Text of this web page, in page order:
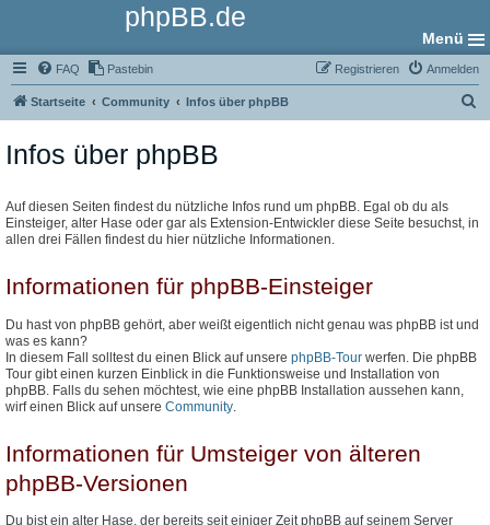
phpBB.de
Menü
FAQ Pastebin Anmelden
Registrieren
Startseite Community Infos über phpBB
Infos über phpBB
Auf diesen Seiten findest du nützliche Infos rund um phpBB. Egal ob du als
Einsteiger, alter Hase oder gar als Extension-Entwickler diese Seite besuchst, in
allen drei Fällen findest du hier nützliche Informationen.
Informationen für phpBB-Einsteiger
Du hast von phpBB gehört, aber weißt eigentlich nicht genau was phpBB ist und
was es kann?
In diesem Fall solltest du einen Blick auf unsere phpBB-Tour werfen. Die phpBB
Tour gibt einen kurzen Einblick in die Funktionsweise und Installation von
phpBB. Falls du sehen möchtest, wie eine phpBB Installation aussehen kann,
wirf einen Blick auf unsere Community
Informationen für Umsteiger von älteren
phpBB-Versionen
Du bist ein alter Hase, der bereits seit einiger Zeit phpBB auf seinem Server